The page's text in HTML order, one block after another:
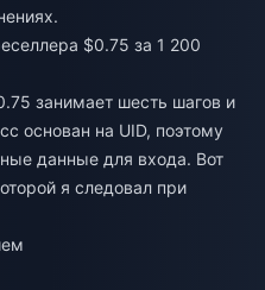
$0.75 за 1 200
занимает шесть шагов и
основан на UID, поэтому
данные для входа. Вот
я следовал при